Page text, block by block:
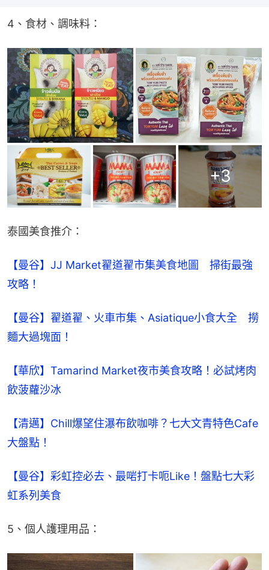
4、食材、調味料：
+3
泰國美食推介：
【曼谷】JJ Market翟道翟市集美食地圖　掃街最強
攻略！
【曼谷】翟道翟、火車市集、Asiatique小食大全　撈
麵大過塊面！
【華欣】Tamarind Market夜市美食攻略！必試烤肉
飲菠蘿沙冰
【清邁】Chill爆望住瀑布飲咖啡？七大文青特色Cafe
大盤點！
【曼谷】彩虹控必去、最啱打卡呃Like！盤點七大彩
虹系列美食
5、個人護理用品：